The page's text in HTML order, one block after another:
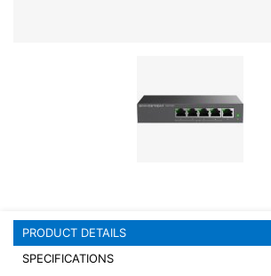
PRODUCT DETAILS
SPECIFICATIONS